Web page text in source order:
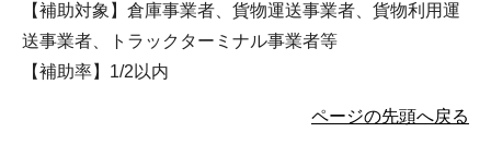
【補助対象】倉庫事業者、貨物運送事業者、貨物利用運
送事業者、トラックターミナル事業者等
【補助率】1/2以内
ページの先頭へ戻る